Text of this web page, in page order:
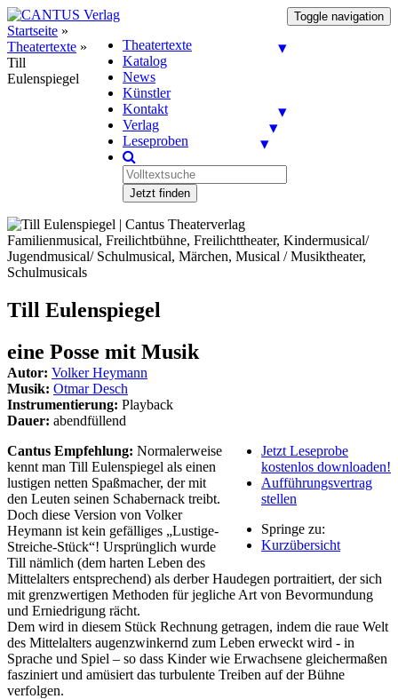
Toggle navigation
Theatertexte
Katalog
News
Künstler
Kontakt
Verlag
Leseproben
Jetzt finden
Startseite »
Theatertexte »
Till
Eulenspiegel
Familienmusical, Freilichtbühne, Freilichttheater, Kindermusical/
Jugendmusical/ Schulmusical, Märchen, Musical / Musiktheater,
Schulmusicals
Till Eulenspiegel
eine Posse mit Musik
Autor: Volker Heymann
Musik: Otmar Desch
Instrumentierung: Playback
Dauer: abendfüllend
Jetzt Leseprobe
kostenlos downloaden!
Aufführungsvertrag
stellen
Springe zu:
Kurzübersicht
Cantus Empfehlung: Normalerweise
kennt man Till Eulenspiegel als einen
lustigen netten Spaßmacher, der mit
den Leuten seinen Schabernack treibt.
Doch diese Version von Volker
Heymann ist kein gefälliges „Lustige-
Streiche-Stück“! Ursprünglich wurde
Till nämlich (dem harten Leben des
Mittelalters entsprechend) als derber Haudegen portraitiert, der sich
mit grenzwertigen Methoden für jegliche Art von Bevormundung
und Erniedrigung rächt.
Dem wird in diesem Stück Rechnung getragen, indem die raue Welt
des Mittelalters augenzwinkernd zum Leben erweckt wird - in
Sprache und Spiel – so dass Kinder wie Erwachsene gleichermaßen
fasziniert und amüsiert das turbulente Treiben auf der Bühne
verfolgen.